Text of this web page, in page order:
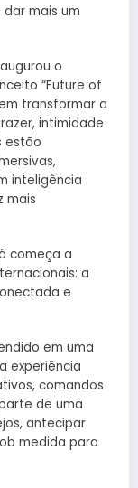
mais um
o
“Future of
transformar a
intimidade
estão
inteligência
mais
começa a
a
e
em uma
experiência
comandos
de uma
antecipar
medida para